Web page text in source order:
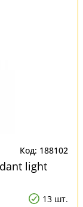
Код: 188102
light
13 шт.